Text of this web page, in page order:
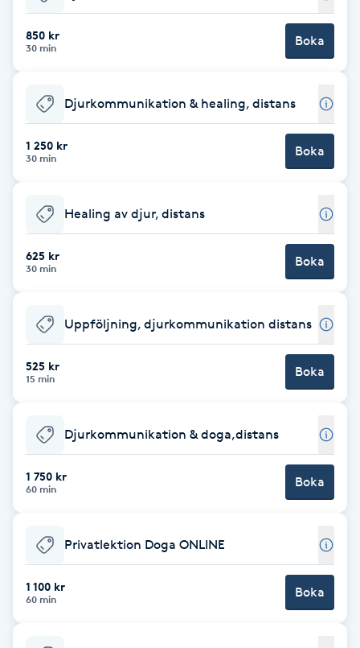
Babylights
Balayage
Barber
Barnklippning
BIAB
Blowout
Bottenfärg
Brynfärgning
Brynplockning
Celluliter
850 kr
30 min Boka
Djurkommunikation & healing, distans
1 250 kr
30 min Boka
Healing av djur, distans
625 kr
30 min Boka
Uppföljning, djurkommunikation distans
525 kr
15 min Boka
Djurkommunikation & doga,distans
1 750 kr
60 min Boka
Privatlektion Doga ONLINE
1 100 kr
60 min Boka